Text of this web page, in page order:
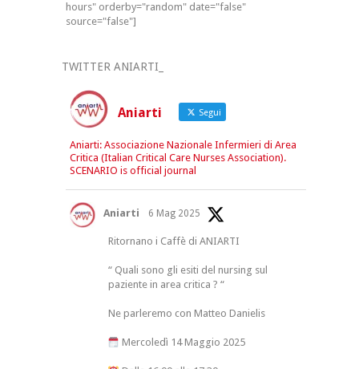
hours" orderby="random" date="false"
source="false"]
TWITTER ANIARTI_
Aniarti Segui
Aniarti: Associazione Nazionale Infermieri di Area
Critica (Italian Critical Care Nurses Association).
SCENARIO is official journal
Aniarti 6 Mag 2025
Ritornano i Caffè di ANIARTI
“ Quali sono gli esiti del nursing sul
paziente in area critica ? “
Ne parleremo con Matteo Danielis
Mercoledì 14 Maggio 2025